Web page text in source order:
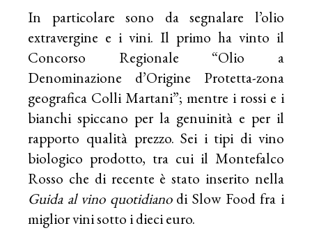
In particolare sono da segnalare l’olio
extravergine e i vini. Il primo ha vinto il
Concorso Regionale “Olio a
Denominazione d’Origine Protetta-zona
geografica Colli Martani”; mentre i rossi e i
bianchi spiccano per la genuinità e per il
rapporto qualità prezzo. Sei i tipi di vino
biologico prodotto, tra cui il Montefalco
Rosso che di recente è stato inserito nella
Guida al vino quotidianodi Slow Food fra i
miglior vini sotto i dieci euro.